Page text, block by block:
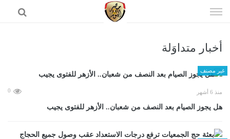
الى
أخبار متداوَلة
غير مصنف
منذ 6 أشهر 0
هل يجوز الصيام بعد النصف من شعبان.. الأزهر للفتوى يجيب